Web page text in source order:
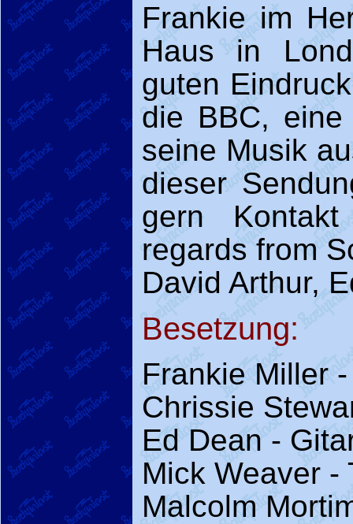
Frankie im
Haus in
guten
die BBC,
seine Musik
dieser
gern
regards from
David Arthur,
Besetzung:
Frankie Miller
Chrissie
Ed Dean -
Mick Weaver -
Malcolm